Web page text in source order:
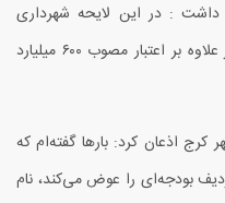
: در این لایحه شهرداری
علاوه بر اعتبار مصوب ۶۰۰ میلیارد
اذعان کرد: بارها گفته‌ام که
بودجه‌ای را عوض می‌کند، نام